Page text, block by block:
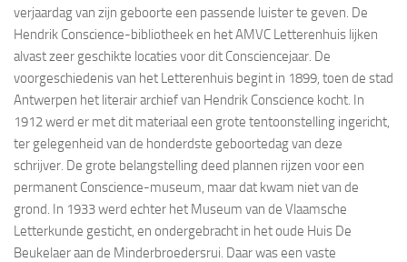
verjaardag van zijn geboorte een passende luister te geven. De
Hendrik Conscience-bibliotheek en het AMVC Letterenhuis lijken
alvast zeer geschikte locaties voor dit Consciencejaar. De
voorgeschiedenis van het Letterenhuis begint in 1899, toen de stad
Antwerpen het literair archief van Hendrik Conscience kocht. In
1912 werd er met dit materiaal een grote tentoonstelling ingericht,
ter gelegenheid van de honderdste geboortedag van deze
schrijver. De grote belangstelling deed plannen rijzen voor een
permanent Conscience-museum, maar dat kwam niet van de
grond. In 1933 werd echter het Museum van de Vlaamsche
Letterkunde gesticht, en ondergebracht in het oude Huis De
Beukelaer aan de Minderbroedersrui. Daar was een vaste